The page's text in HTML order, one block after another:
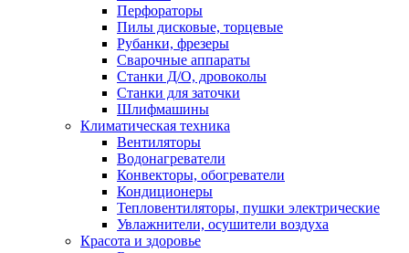
Перфораторы
Пилы дисковые, торцевые
Рубанки, фрезеры
Сварочные аппараты
Станки Д/О, дровоколы
Станки для заточки
Шлифмашины
Климатическая техника
Вентиляторы
Водонагреватели
Конвекторы, обогреватели
Кондиционеры
Тепловентиляторы, пушки электрические
Увлажнители, осушители воздуха
Красота и здоровье